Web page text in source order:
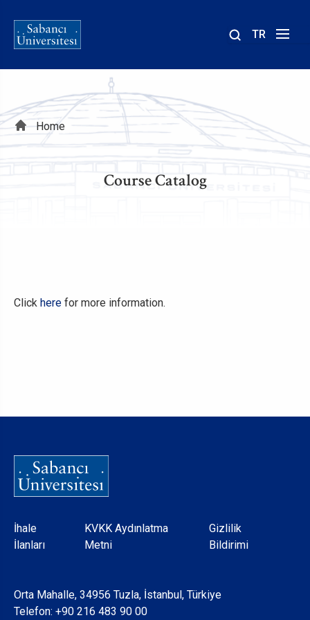
TR
Breadcrumb
Home
Course Catalog
Click here for more information.
Dipnot
İhale
İlanları
KVKK Aydınlatma
Metni
Gizlilik
Bildirimi
Orta Mahalle, 34956 Tuzla, İstanbul, Türkiye
Telefon: +90 216 483 90 00